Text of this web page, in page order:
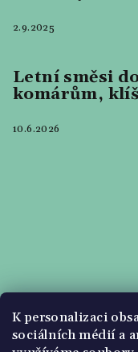
K personalizaci
sociálních médií a
2.9.2025
Letní směsi
komárům,
10.6.2026